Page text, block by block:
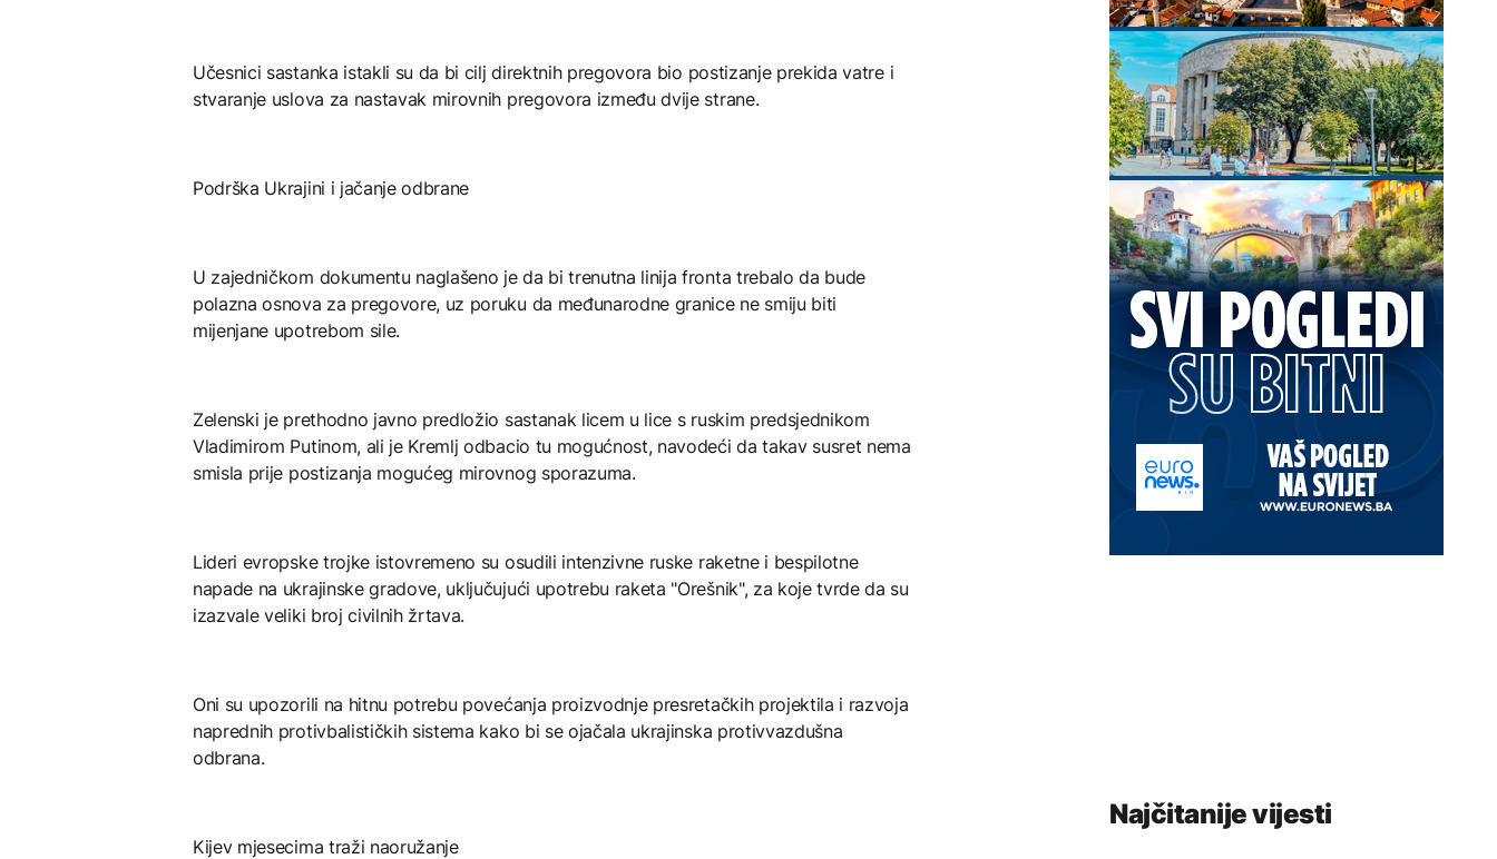
Učesnici sastanka istakli su da bi cilj direktnih pregovora bio postizanje prekida vatre i
stvaranje uslova za nastavak mirovnih pregovora između dvije strane.
Podrška Ukrajini i jačanje odbrane
U zajedničkom dokumentu naglašeno je da bi trenutna linija fronta trebalo da bude
polazna osnova za pregovore, uz poruku da međunarodne granice ne smiju biti
mijenjane upotrebom sile.
Zelenski je prethodno javno predložio sastanak licem u lice s ruskim predsjednikom
Vladimirom Putinom, ali je Kremlj odbacio tu mogućnost, navodeći da takav susret nema
smisla prije postizanja mogućeg mirovnog sporazuma.
Lideri evropske trojke istovremeno su osudili intenzivne ruske raketne i bespilotne
napade na ukrajinske gradove, uključujući upotrebu raketa "Orešnik", za koje tvrde da su
izazvale veliki broj civilnih žrtava.
Oni su upozorili na hitnu potrebu povećanja proizvodnje presretačkih projektila i razvoja
naprednih protivbalističkih sistema kako bi se ojačala ukrajinska protivvazdušna
odbrana.
Kijev mjesecima traži naoružanje
Najčitanije vijesti